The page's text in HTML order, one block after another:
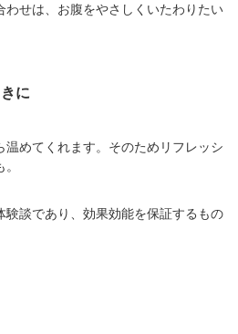
わせは、お腹をやさしくいたわりたい
に
めてくれます。そのためリフレッシ
談であり、効果効能を保証するもの